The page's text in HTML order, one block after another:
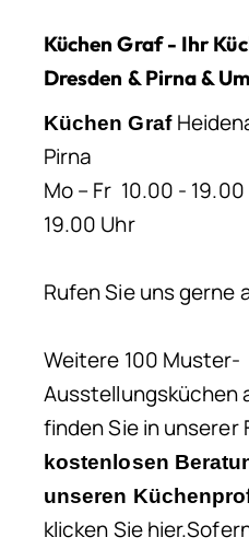
Küchen Graf - Ihr
Dresden & Pirna &
Küchen Graf
Pirna
Mo – Fr 10.00 -
19.00 Uhr
Rufen Sie uns gerne
Weitere 100 Muster-
Ausstellungsküchen
finden Sie in unserer
kostenlosen
unseren
klicken Sie